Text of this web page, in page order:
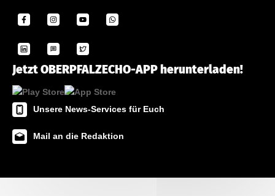
Jetzt OBERPFALZECHO-APP herunterladen!
Unsere News-Services für Euch
Mail an die Redaktion